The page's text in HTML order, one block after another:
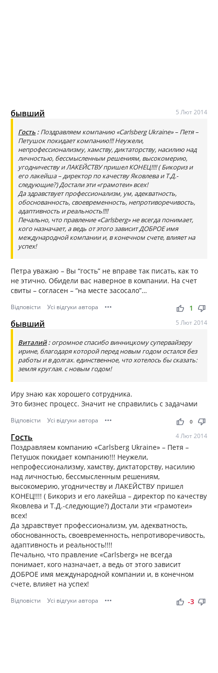
бывший 5 Лют 2014
Гость :Поздравляем компанию «Carlsberg Ukraine» – Петя –
Петушок покидает компанию!!! Неужели,
непрофессионализму, хамству, диктаторству, насилию над
личностью, бессмысленным решениям, высокомерию,
угодничеству и ЛАКЕЙСТВУ пришел КОНЕЦ!!!! ( Бикориз и
его лакейша – директор по качеству Яковлева и Т.Д.-
следующие?) Достали эти «грамотеи» всех!
Да здравствует профессионализм, ум, адекватность,
обоснованность, своевременность, непротиворечивость,
адаптивность и реальность!!!!
Печально, что правление «Carlsberg» не всегда понимает,
кого назначает, а ведь от этого зависит ДОБРОЕ имя
международной компании и, в конечном счете, влияет на
успех!
Петра уважаю – Вы “гость” не вправе так писать, как то
не этично. Обидели вас наверное в компании. На счет
свиты – согласен – “на месте засосало”…
Відповісти Усі відгуки автора ••• thumb_up thumb_down
1
бывший 5 Лют 2014
Виталий:огромное спасибо винницкому супервайзеру
ирине, благодаря которой перед новым годом остался без
работы и в долгах. единственное, что хотелось бы сказать:
земля круглая. с новым годом!
Иру знаю как хорошего сотрудника.
Это бизнес процесс. Значит не справились с задачами
Відповісти Усі відгуки автора ••• thumb_up thumb_down
0
Гость 4 Лют 2014
Поздравляем компанию «Carlsberg Ukraine» – Петя –
Петушок покидает компанию!!! Неужели,
непрофессионализму, хамству, диктаторству, насилию
над личностью, бессмысленным решениям,
высокомерию, угодничеству и ЛАКЕЙСТВУ пришел
КОНЕЦ!!!! ( Бикориз и его лакейша – директор по качеству
Яковлева и Т.Д.-следующие?) Достали эти «грамотеи»
всех!
Да здравствует профессионализм, ум, адекватность,
обоснованность, своевременность, непротиворечивость,
адаптивность и реальность!!!!
Печально, что правление «Carlsberg» не всегда
понимает, кого назначает, а ведь от этого зависит
ДОБРОЕ имя международной компании и, в конечном
счете, влияет на успех!
Відповісти Усі відгуки автора ••• thumb_up thumb_down
-3